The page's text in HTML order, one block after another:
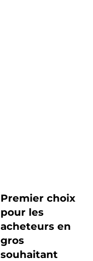
Premier choix
pour les
acheteurs en
gros
souhaitant